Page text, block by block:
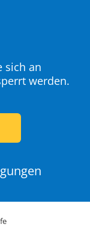
sich an
werden.